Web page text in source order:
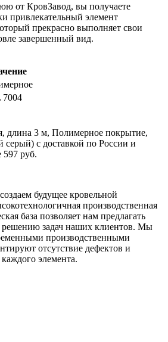
от КровЗавод, вы получаете
привлекательный элемент
прекрасно выполняет свои
завершенный вид.
длина 3 м, Полимерное покрытие,
с доставкой по России и
руб.
будущее кровельной
производственная
база позволяет нам предлагать
решению задач наших клиентов. Мы
производственными
отсутствие дефектов и
элемента.